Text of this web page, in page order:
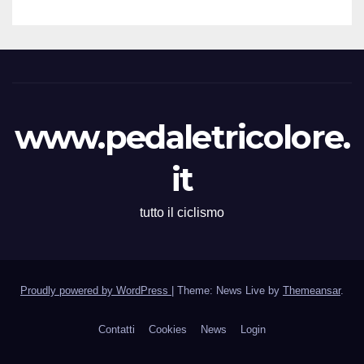
tecnica
www.pedaletricolore.
it
tutto il ciclismo
Proudly powered by WordPress | Theme: News Live by Themeansar.
Contatti Cookies News Login